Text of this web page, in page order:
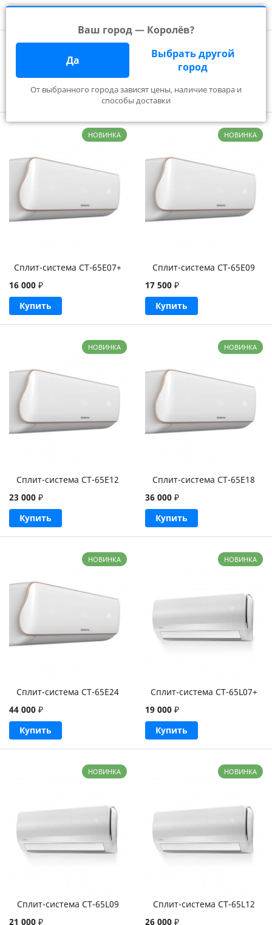
Ваш город — Королёв?
Да
Выбрать другой
город
От выбранного города зависят цены, наличие товара и
способы доставки
Производители CENTEK
CENTEK в Королёве
Фильтр
НОВИНКА
Сплит-система CT-65E07+
16 000 ₽
Купить
НОВИНКА
Сплит-система CT-65E09
17 500₽
Купить
НОВИНКА
Сплит-система CT-65E12
23 000 ₽
Купить
НОВИНКА
Сплит-система CT-65E18
36 000₽
Купить
НОВИНКА
Сплит-система CT-65E24
44 000 ₽
Купить
НОВИНКА
Сплит-система CT-65L07+
19 000₽
Купить
НОВИНКА
Сплит-система CT-65L09
21 000 ₽
НОВИНКА
Сплит-система CT-65L12
26 000₽